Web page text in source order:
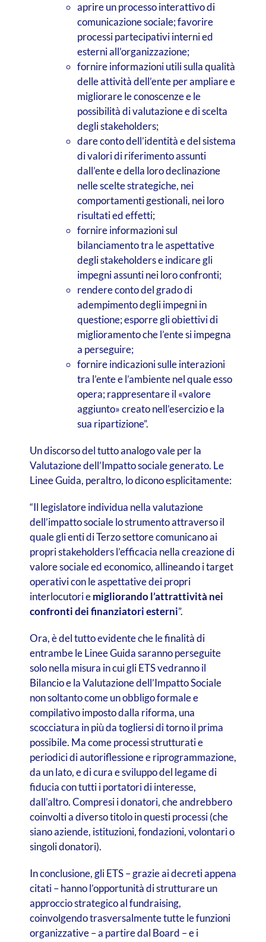
aprire un processo interattivo di
comunicazione sociale; favorire
processi partecipativi interni ed
esterni all’organizzazione;
fornire informazioni utili sulla qualità
delle attività dell’ente per ampliare e
migliorare le conoscenze e le
possibilità di valutazione e di scelta
degli stakeholders;
dare conto dell’identità e del sistema
di valori di riferimento assunti
dall’ente e della loro declinazione
nelle scelte strategiche, nei
comportamenti gestionali, nei loro
risultati ed effetti;
fornire informazioni sul
bilanciamento tra le aspettative
degli stakeholders e indicare gli
impegni assunti nei loro confronti;
rendere conto del grado di
adempimento degli impegni in
questione; esporre gli obiettivi di
miglioramento che l’ente si impegna
a perseguire;
fornire indicazioni sulle interazioni
tra l’ente e l’ambiente nel quale esso
opera; rappresentare il «valore
aggiunto» creato nell’esercizio e la
sua ripartizione”.
Un discorso del tutto analogo vale per la
Valutazione dell’Impatto sociale generato. Le
Linee Guida, peraltro, lo dicono esplicitamente:
“Il legislatore individua nella valutazione
dell’impatto sociale lo strumento attraverso il
quale gli enti di Terzo settore comunicano ai
propri stakeholders l’efficacia nella creazione di
valore sociale ed economico, allineando i target
operativi con le aspettative dei propri
interlocutori emigliorando l’attrattività nei
confronti dei finanziatori esterni”.
Ora, è del tutto evidente che le finalità di
entrambe le Linee Guida saranno perseguite
solo nella misura in cui gli ETS vedranno il
Bilancio e la Valutazione dell’Impatto Sociale
non soltanto come un obbligo formale e
compilativo imposto dalla riforma, una
scocciatura in più da togliersi di torno il prima
possibile. Ma come processi strutturati e
periodici di autoriflessione e riprogrammazione,
da un lato, e di cura e sviluppo del legame di
fiducia con tutti i portatori di interesse,
dall’altro. Compresi i donatori, che andrebbero
coinvolti a diverso titolo in questi processi (che
siano aziende, istituzioni, fondazioni, volontari o
singoli donatori).
In conclusione, gli ETS – grazie ai decreti appena
citati – hanno l’opportunità di strutturare un
approccio strategico al fundraising,
coinvolgendo trasversalmente tutte le funzioni
organizzative – a partire dal Board – e i